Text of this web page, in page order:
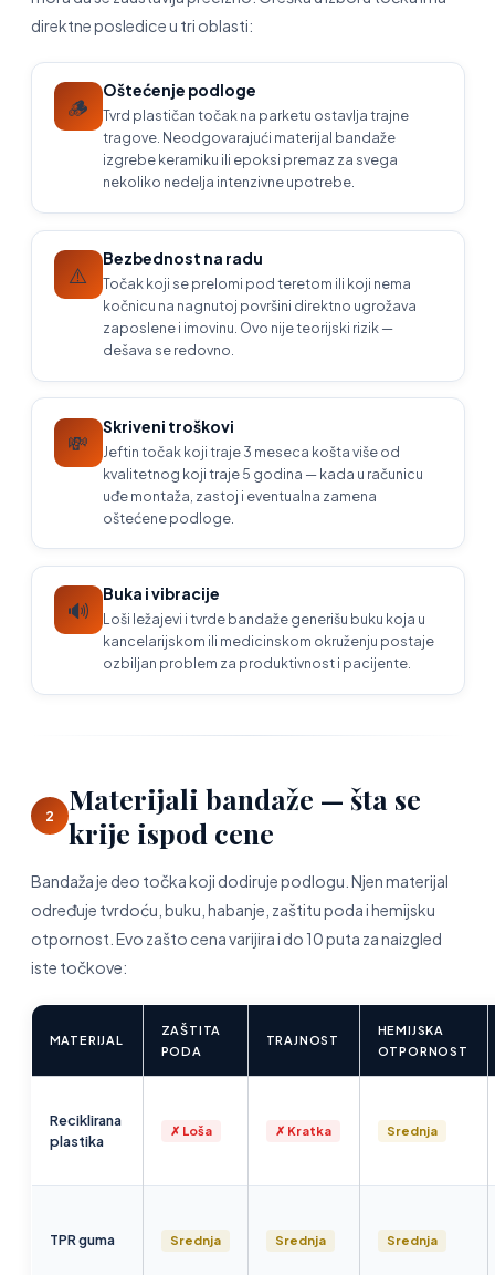
direktne posledice u tri oblasti:
🪵
Oštećenje podloge
Tvrd plastičan točak na parketu ostavlja trajne
tragove. Neodgovarajući materijal bandaže
izgrebe keramiku ili epoksi premaz za svega
nekoliko nedelja intenzivne upotrebe.
⚠️
Bezbednost na radu
Točak koji se prelomi pod teretom ili koji nema
kočnicu na nagnutoj površini direktno ugrožava
zaposlene i imovinu. Ovo nije teorijski rizik —
dešava se redovno.
💸
Skriveni troškovi
Jeftin točak koji traje 3 meseca košta više od
kvalitetnog koji traje 5 godina — kada u računicu
uđe montaža, zastoj i eventualna zamena
oštećene podloge.
🔊
Buka i vibracije
Loši ležajevi i tvrde bandaže generišu buku koja u
kancelarijskom ili medicinskom okruženju postaje
ozbiljan problem za produktivnost i pacijente.
2
Materijali bandaže — šta se
krije ispod cene
Bandaža je deo točka koji dodiruje podlogu. Njen materijal
određuje tvrdoću, buku, habanje, zaštitu poda i hemijsku
otpornost. Evo zašto cena varijira i do 10 puta za naizgled
iste točkove:
MATERIJAL
ZAŠTITA
PODA
TRAJNOST
HEMIJSKA
OTPORNOST
Reciklirana
plastika
✗ Loša ✗ Kratka Srednja
TPR guma Srednja Srednja Srednja